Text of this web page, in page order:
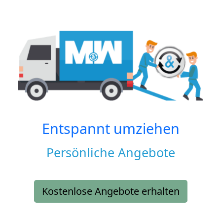
Entspannt umziehen
Persönliche Angebote
Kostenlose Angebote erhalten